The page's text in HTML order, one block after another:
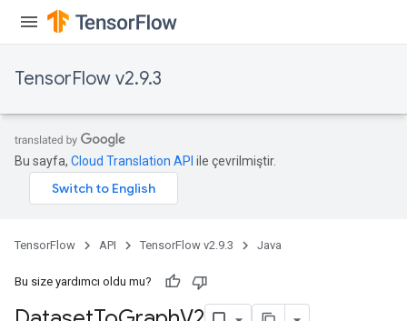
TensorFlow v2.9.3
Bu sayfa, Cloud Translation API ile çevrilmiştir.
TensorFlow API TensorFlow v2.9.3 Java
Bu size yardımcı oldu mu?